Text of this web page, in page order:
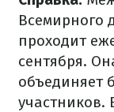
Всемирного
проходит
сентября.
объединяет
участников.